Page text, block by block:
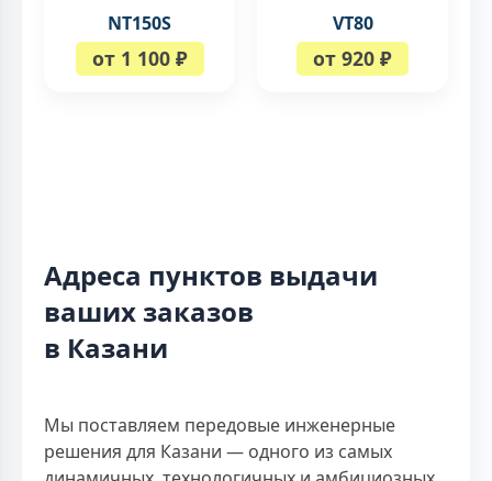
NT150S
от 1 100 ₽
VT80
от 920 ₽
Адреса пунктов выдачи
ваших заказов
в Казани
Мы поставляем передовые инженерные
решения для Казани — одного из самых